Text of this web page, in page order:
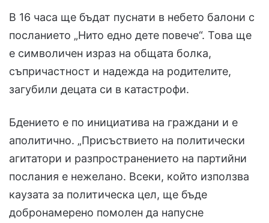
В 16 часа ще бъдат пуснати в небето балони с
посланието „Нито едно дете повече“. Това ще
е символичен израз на общата болка,
съпричастност и надежда на родителите,
загубили децата си в катастрофи.
Бдението е по инициатива на граждани и е
аполитично. „Присъствието на политически
агитатори и разпространението на партийни
послания е нежелано. Всеки, който използва
каузата за политическа цел, ще бъде
добронамерено помолен да напусне